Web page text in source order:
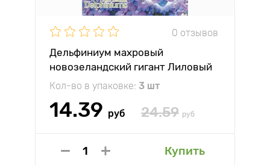
0 отзывов
Дельфиниум махровый
новозеландский гигант Лиловый
Гавриш
Кол-во в упаковке: 3 шт
14.39 руб 24.59 руб
Купить